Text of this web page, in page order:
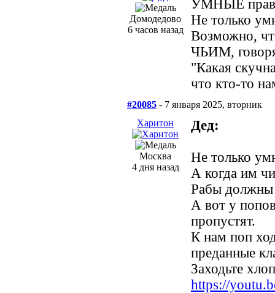
Домодедово
6 часов назад
УМНЫЕ
Не только
Возможно,
ЧЬИМ,
"Какая
что кто-то
#20085 - 7 января 2025, вторник
Харитон
Москва
4 дня назад
Дед:
Не только
А когда им
Рабы должны
А вот у
пропустят.
К нам поп
преданные
Заходьте
https://